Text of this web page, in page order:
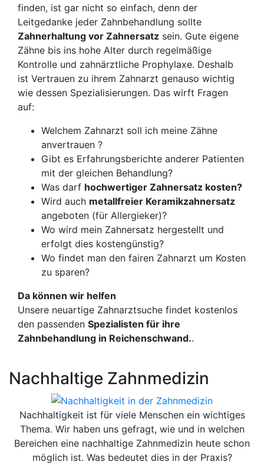
finden, ist gar nicht so einfach, denn der
Leitgedanke jeder Zahnbehandlung sollte
Zahnerhaltung vor Zahnersatz sein. Gute eigene
Zähne bis ins hohe Alter durch regelmäßige
Kontrolle und zahnärztliche Prophylaxe. Deshalb
ist Vertrauen zu ihrem Zahnarzt genauso wichtig
wie dessen Spezialisierungen. Das wirft Fragen
auf:
Welchem Zahnarzt soll ich meine Zähne
anvertrauen ?
Gibt es Erfahrungsberichte anderer Patienten
mit der gleichen Behandlung?
Was darf hochwertiger Zahnersatz kosten?
Wird auch metallfreier Keramikzahnersatz
angeboten (für Allergieker)?
Wo wird mein Zahnersatz hergestellt und
erfolgt dies kostengünstig?
Wo findet man den fairen Zahnarzt um Kosten
zu sparen?
Da können wir helfen
Unsere neuartige Zahnarztsuche findet kostenlos
den passenden Spezialisten für ihre
Zahnbehandlung in Reichenschwand..
Nachhaltige Zahnmedizin
Nachhaltigkeit ist für viele Menschen ein wichtiges
Thema. Wir haben uns gefragt, wie und in welchen
Bereichen eine nachhaltige Zahnmedizin heute schon
möglich ist. Was bedeutet dies in der Praxis?